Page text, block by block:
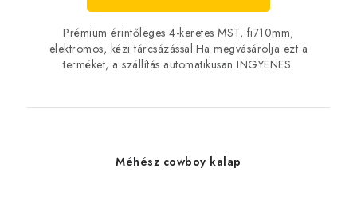
Prémium érintőleges 4-keretes MST, fi710mm,
elektromos, kézi tárcsázással.Ha megvásárolja ezt a
terméket, a szállítás automatikusan INGYENES.
Méhész cowboy kalap